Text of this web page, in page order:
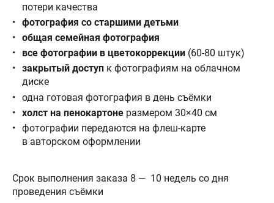
потери качества
фотография со старшими детьми
общая семейная фотография
все фотографии в цветокоррекции (60-80 штук)
закрытый доступ к фотографиям на облачном
диске
одна готовая фотография в день съёмки
холст на пенокартоне размером 30×40 см
фотографии передаются на флеш-карте
в авторском оформлении
Срок выполнения заказа 8 — 10 недель со дня
проведения съёмки